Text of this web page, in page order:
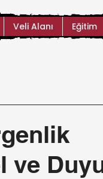
Eğitim
Veli Alanı
ve